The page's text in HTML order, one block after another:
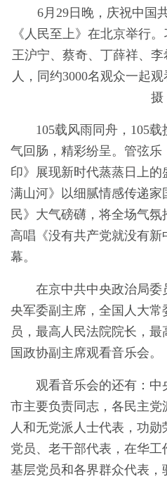
6月29日晚，庆祝中国
《人民至上》在北京举行
王沪宁、蔡奇、丁薛祥、
人，同约3000名观众一起
摄
105载风雨同舟，105
气回肠，精彩纷呈。管弦乐
印》展现新时代蒸蒸日上
满山河》以细腻情感传递家
民》大气磅礴，将全场气
高唱《没有共产党就没有
幕。
在京中共中央政治局委
央军委副主席，全国人大
员，最高人民法院院长，
国政协副主席观看音乐会。
观看音乐会的还有：
市主要负责同志，各民主
人和无党派人士代表，功
党员、老干部代表，在华
基层党员和各界群众代表，